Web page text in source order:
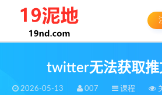
twitter无法获取推
2026-05-13 007 课程